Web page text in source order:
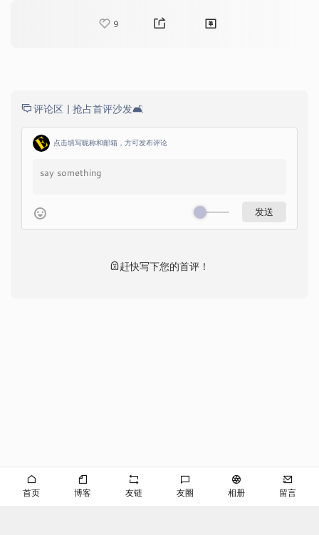
9
评论区 | 抢占首评沙发🛋️
点击填写昵称和邮箱，方可发布评论
赶快写下您的首评！
首页 博客 友链 友圈 相册 留言